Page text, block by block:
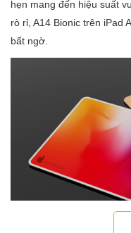
hẹn mang đến hiệu suất
rò rỉ, A14 Bionic trên iPad
bất ngờ.